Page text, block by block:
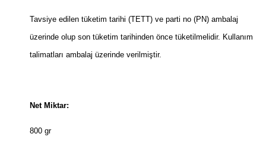
Tavsiye edilen tüketim tarihi (TETT) ve parti no (PN) ambalaj
üzerinde olup son tüketim tarihinden önce tüketilmelidir. Kullanım
talimatları ambalaj üzerinde verilmiştir.
Net Miktar:
800 gr